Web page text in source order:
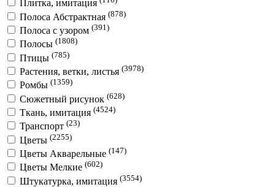
Плитка, имитация
Полоса Абстрактная (878)
Полоса с узором (391)
Полосы (1808)
Птицы (785)
Растения, ветки, листья (3978)
Ромбы (1359)
Сюжетный рисунок (628)
Ткань, имитация (4524)
Транспорт (23)
Цветы (2255)
Цветы Акварельные (147)
Цветы Мелкие (602)
Штукатурка, имитация (3554)